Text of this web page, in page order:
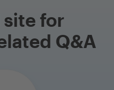
for
Q&A